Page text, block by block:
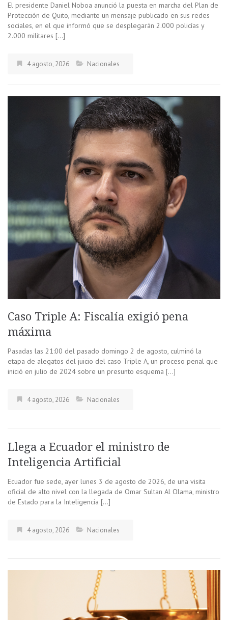
El presidente Daniel Noboa anunció la puesta en marcha del Plan de
Protección de Quito, mediante un mensaje publicado en sus redes
sociales, en el que informó que se desplegarán 2.000 policías y
2.000 militares […]
4 agosto, 2026 Nacionales
Caso Triple A: Fiscalía exigió pena
máxima
Pasadas las 21:00 del pasado domingo 2 de agosto, culminó la
etapa de alegatos del juicio del caso Triple A, un proceso penal que
inició en julio de 2024 sobre un presunto esquema […]
4 agosto, 2026 Nacionales
Llega a Ecuador el ministro de
Inteligencia Artificial
Ecuador fue sede, ayer lunes 3 de agosto de 2026, de una visita
oficial de alto nivel con la llegada de Omar Sultan Al Olama, ministro
de Estado para la Inteligencia […]
4 agosto, 2026 Nacionales